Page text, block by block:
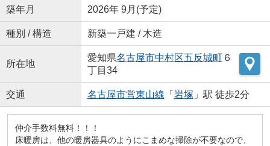
築年月 2026年 9月(予定)
種別 / 構造 新築一戸建 / 木造
所在地
愛知県名古屋市中村区五反城町６
丁目34
交通 名古屋市営東山線 「 岩塚 」駅 徒歩2分
仲介手数料無料！！！
床暖房は、他の暖房器具のようにこまめな掃除が不要なので、